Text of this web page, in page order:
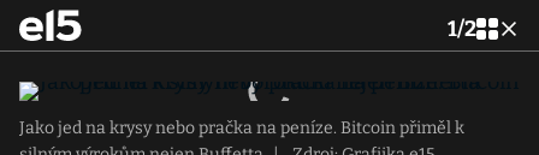
1/2
Jako jed na krysy nebo pračka na peníze. Bitcoin přiměl k